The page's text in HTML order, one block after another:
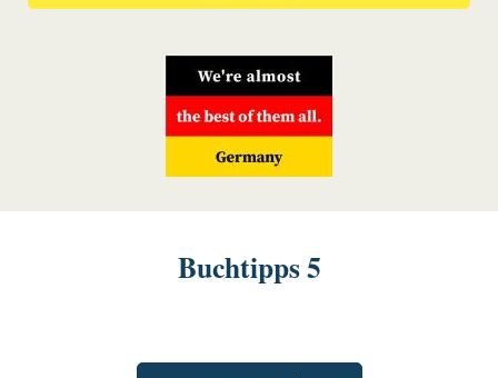
Buchtipps 5